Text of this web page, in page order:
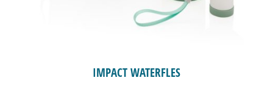
IMPACT WATERFLES